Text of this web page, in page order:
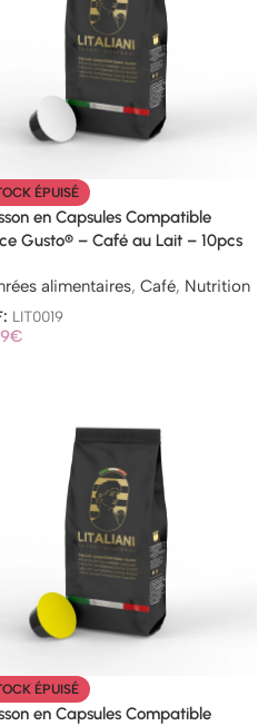
ÉPUISÉ
en Capsules Compatible
Gusto® – Café au Lait – 10pcs
alimentaires, Café, Nutrition
LIT0019
€
ÉPUISÉ
en Capsules Compatible